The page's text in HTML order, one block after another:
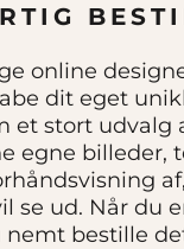
online
dit eget
et stort udvalg
egne billeder,
se ud. Når du
bestille